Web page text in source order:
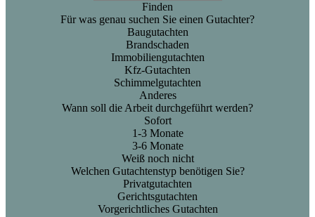
Finden
Für was genau suchen Sie einen Gutachter?
Baugutachten
Brandschaden
Immobiliengutachten
Kfz-Gutachten
Schimmelgutachten
Anderes
Wann soll die Arbeit durchgeführt werden?
Sofort
1-3 Monate
3-6 Monate
Weiß noch nicht
Welchen Gutachtenstyp benötigen Sie?
Privatgutachten
Gerichtsgutachten
Vorgerichtliches Gutachten